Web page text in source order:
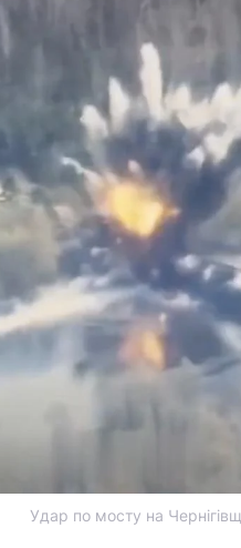
Удар по мосту на